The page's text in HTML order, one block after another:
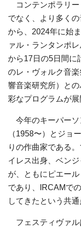
コンテンポラリー
でなく、より多く
から、2024年に始
ァル・ランタンポ
から17日の5日間に
のレ・ヴォルク音
響音楽研究所）と
彩なプログラムが展
今年のキーパーソ
（1958〜）とジョ
りの作曲家である
イレス出身、ベン
が、ともにピエー
であり、IRCAMで
してきたという共通
フェスティヴァル